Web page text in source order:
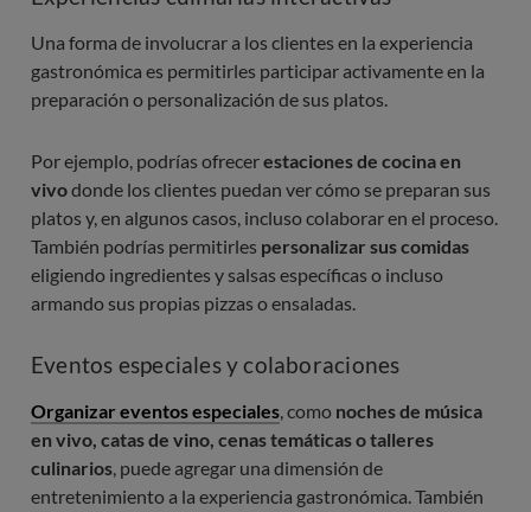
Una forma de involucrar a los clientes en la experiencia
gastronómica es permitirles participar activamente en la
preparación o personalización de sus platos.
Por ejemplo, podrías ofrecerestaciones de cocina en
vivodonde los clientes puedan ver cómo se preparan sus
platos y, en algunos casos, incluso colaborar en el proceso.
También podrías permitirles personalizar sus comidas
eligiendo ingredientes y salsas específicas o incluso
armando sus propias pizzas o ensaladas.
Eventos especiales y colaboraciones
Organizar eventos especiales, como noches de música
en vivo, catas de vino, cenas temáticas o talleres
culinarios, puede agregar una dimensión de
entretenimiento a la experiencia gastronómica. También